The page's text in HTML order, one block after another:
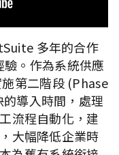
多年的合作
。作為系統供應
第二階段 (Phase
導入時間，處理
流程自動化，建
大幅降低企業時